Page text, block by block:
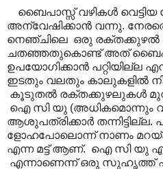
ബൈപാസ്സ് വഴികൾ വെട്ടിയ
അന്വേഷിക്കാൻ വന്നു.
നെഞ്ചിലെ ഒരു രക്തക്കുഴൽ
ചതഞ്ഞതുകൊണ്ട് അത്
ഉപയോഗിക്കാൻ
ഇടതും വലതും കാലുകളിൽ
കൂടുതൽ രക്തക്കുഴലുകൾ
ഐ സി യു (അധികമൊന്നും
ആശുപത്രിക്കാർ
ളോഹപോലൊന്ന് നാണം
എന്ന മട്ട് ആണ്. ഐ സി യു
എന്നാണെന്ന് ഒരു സുഹൃത്ത്